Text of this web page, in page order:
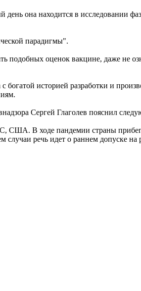
она находится в исследовании
парадигмы".
подобных оценок вакцине, даже не
богатой историей разработки и
Сергей Глаголев пояснил
США. В ходе пандемии страны
речь идет о раннем допуске